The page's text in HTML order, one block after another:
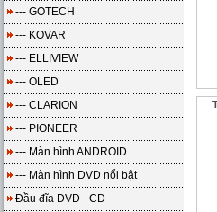
--- GOTECH
--- KOVAR
--- ELLIVIEW
--- OLED
--- CLARION
--- PIONEER
--- Màn hình ANDROID
--- Màn hình DVD nổi bật
Đầu đĩa DVD - CD